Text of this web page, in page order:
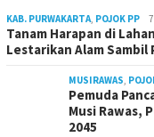
KAB. PURWAKARTA, POJOK PP
Tanam Harapan di
Lestarikan Alam
MUSIRAWAS,
Pemuda
Musi Rawas,
2045